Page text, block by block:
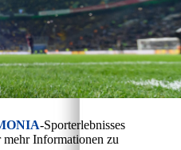
-Sporterlebnisses
Informationen zu